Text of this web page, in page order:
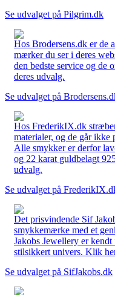
Se udvalget på Pilgrim.dk
Hos Brodersens.dk er de
mærker du ser i deres
den bedste service og de
deres udvalg.
Se udvalget på
Hos FrederikIX.dk
materialer, og de går ikke
Alle smykker er derfor
og 22 karat guldbelagt
udvalg.
Se udvalget på
Det prisvindende Sif
smykkemærke med et
Jakobs Jewellery er
stilsikkert univers. Klik
Se udvalget på SifJakobs.dk